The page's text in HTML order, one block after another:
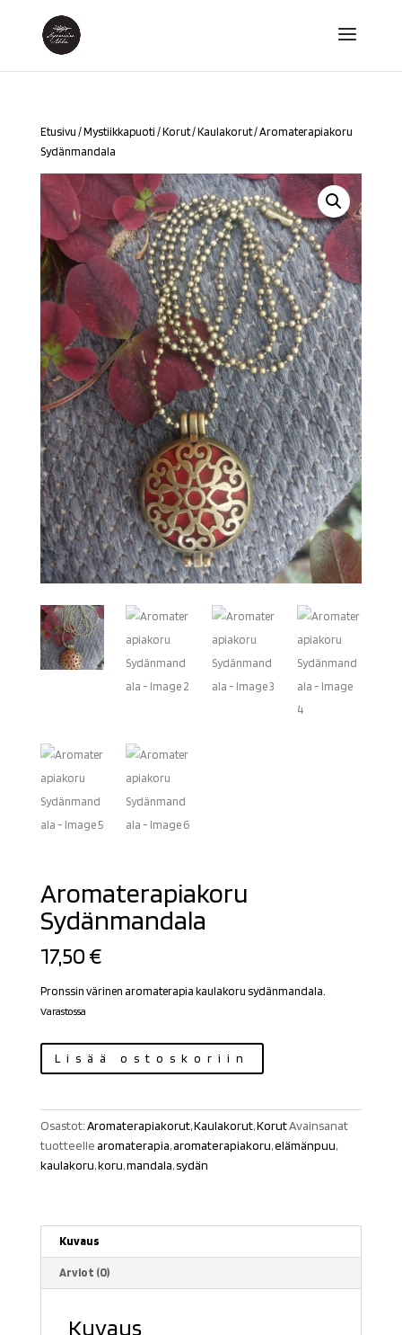
Etusivu /Mystiikkapuoti /Korut/Kaulakorut/ Aromaterapiakoru
Sydänmandala
Aromaterapiakoru
Sydänmandala
17,50€
Pronssin värinen aromaterapia kaulakoru sydänmandala.
Varastossa
Aromaterapiakoru
Sydänmandala
Lisää ostoskoriin
Osastot:Aromaterapiakorut,Kaulakorut,KorutAvainsanat
tuotteellearomaterapia,aromaterapiakoru,elämänpuu,
kaulakoru,koru,mandala,sydän
Kuvaus
Arviot (0)
Kuvaus